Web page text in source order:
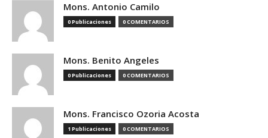
Mons. Antonio Camilo
0 Publicaciones 0 COMENTARIOS
Mons. Benito Angeles
0 Publicaciones 0 COMENTARIOS
Mons. Francisco Ozoria Acosta
1 Publicaciones 0 COMENTARIOS